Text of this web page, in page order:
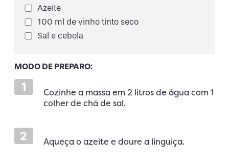
Azeite
100 ml de vinho tinto seco
Sal e cebola
MODO DE PREPARO:
1
Cozinhe a massa em 2 litros de água com 1
colher de chá de sal.
2 Aqueça o azeite e doure a linguiça.